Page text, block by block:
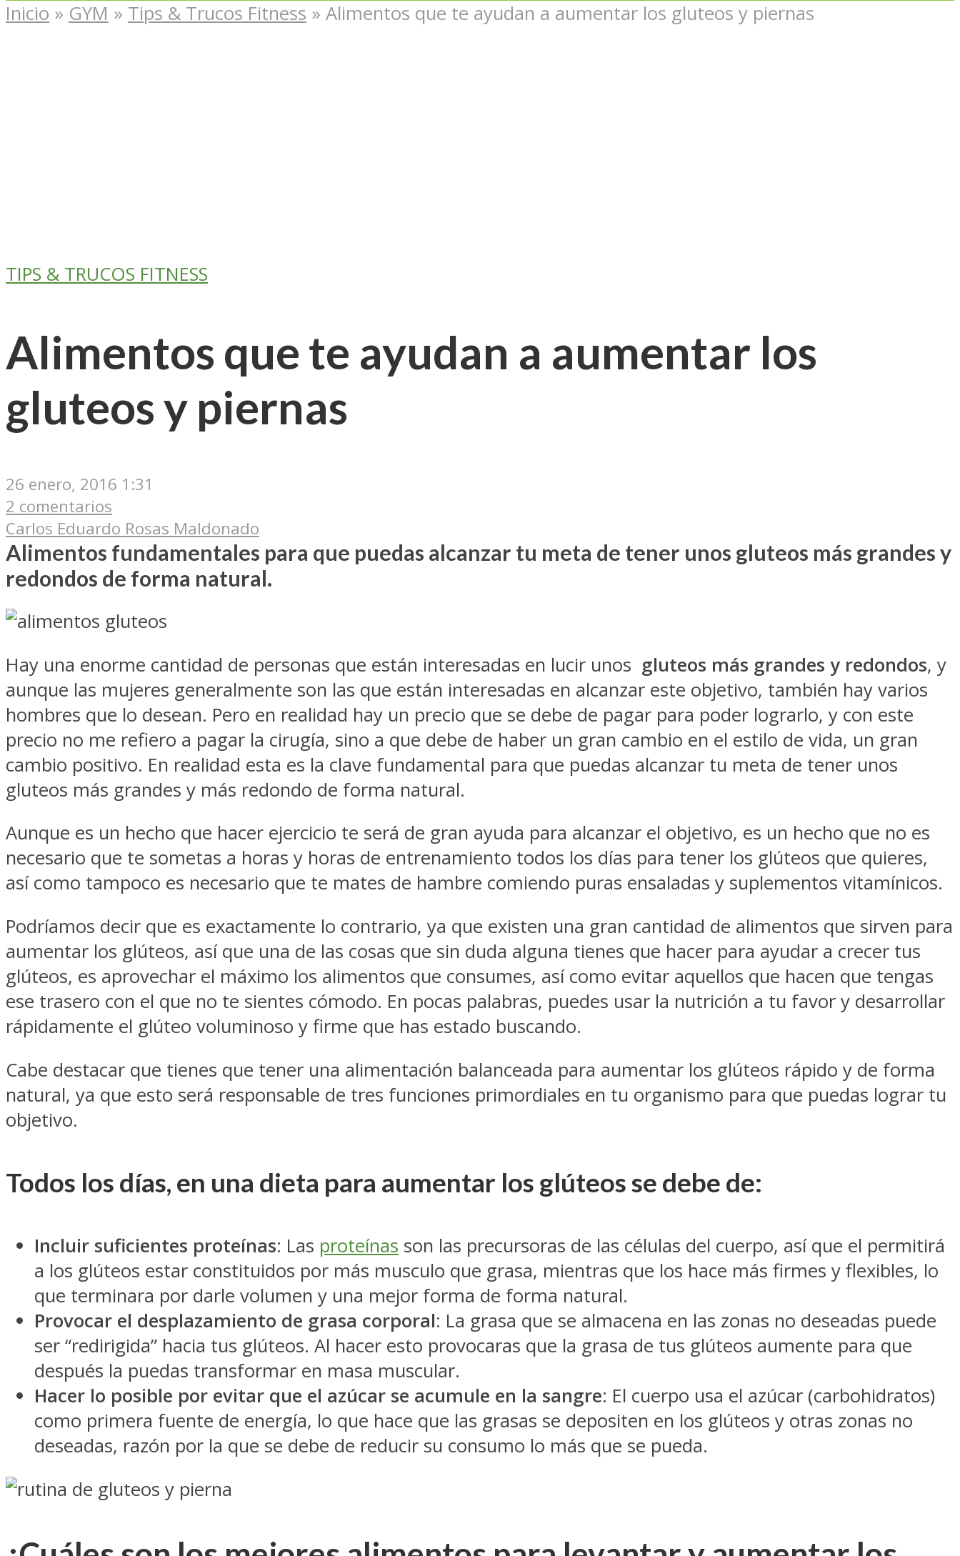
Inicio » GYM » Tips & Trucos Fitness » Alimentos que te ayudan a aumentar los gluteos y piernas
TIPS & TRUCOS FITNESS
Alimentos que te ayudan a aumentar los
gluteos y piernas
26 enero, 2016 1:31
2 comentarios
Carlos Eduardo Rosas Maldonado
Alimentos fundamentales para que puedas alcanzar tu meta de tener unos gluteos más grandes y
redondos de forma natural.
Hay una enorme cantidad de personas que están interesadas en lucir unos gluteos más grandes y redondos, y
aunque las mujeres generalmente son las que están interesadas en alcanzar este objetivo, también hay varios
hombres que lo desean. Pero en realidad hay un precio que se debe de pagar para poder lograrlo, y con este
precio no me refiero a pagar la cirugía, sino a que debe de haber un gran cambio en el estilo de vida, un gran
cambio positivo. En realidad esta es la clave fundamental para que puedas alcanzar tu meta de tener unos
gluteos más grandes y más redondo de forma natural.
Aunque es un hecho que hacer ejercicio te será de gran ayuda para alcanzar el objetivo, es un hecho que no es
necesario que te sometas a horas y horas de entrenamiento todos los días para tener los glúteos que quieres,
así como tampoco es necesario que te mates de hambre comiendo puras ensaladas y suplementos vitamínicos.
Podríamos decir que es exactamente lo contrario, ya que existen una gran cantidad de alimentos que sirven para
aumentar los glúteos, así que una de las cosas que sin duda alguna tienes que hacer para ayudar a crecer tus
glúteos, es aprovechar el máximo los alimentos que consumes, así como evitar aquellos que hacen que tengas
ese trasero con el que no te sientes cómodo. En pocas palabras, puedes usar la nutrición a tu favor y desarrollar
rápidamente el glúteo voluminoso y firme que has estado buscando.
Cabe destacar que tienes que tener una alimentación balanceada para aumentar los glúteos rápido y de forma
natural, ya que esto será responsable de tres funciones primordiales en tu organismo para que puedas lograr tu
objetivo.
Todos los días, en una dieta para aumentar los glúteos se debe de:
Incluir suficientes proteínas: Las proteínas son las precursoras de las células del cuerpo, así que el permitirá
a los glúteos estar constituidos por más musculo que grasa, mientras que los hace más firmes y flexibles, lo
que terminara por darle volumen y una mejor forma de forma natural.
Provocar el desplazamiento de grasa corporal: La grasa que se almacena en las zonas no deseadas puede
ser “redirigida” hacia tus glúteos. Al hacer esto provocaras que la grasa de tus glúteos aumente para que
después la puedas transformar en masa muscular.
Hacer lo posible por evitar que el azúcar se acumule en la sangre: El cuerpo usa el azúcar (carbohidratos)
como primera fuente de energía, lo que hace que las grasas se depositen en los glúteos y otras zonas no
deseadas, razón por la que se debe de reducir su consumo lo más que se pueda.